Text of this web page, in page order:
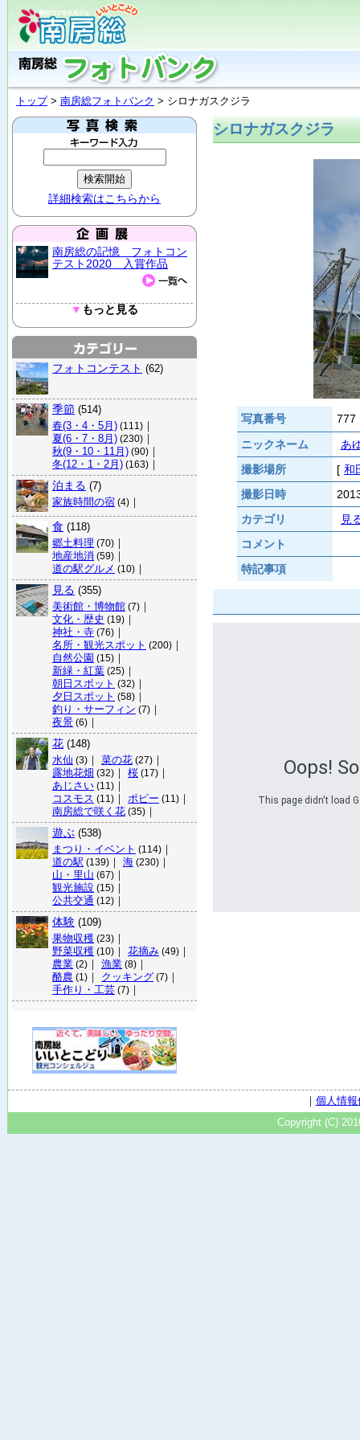
トップ> 南房総フォトバンク > シロナガスクジラ
詳細検索はこちらから
南房総の記憶 フォトコン
テスト2020 入賞作品
▼ もっと見る
フォトコンテスト (62)
季節 (514)
春(3・4・5月) (111) ｜
夏(6・7・8月) (230) ｜
秋(9・10・11月) (90) ｜
冬(12・1・2月) (163) ｜
泊まる (7)
家族時間の宿 (4) ｜
食 (118)
郷土料理 (70) ｜
地産地消 (59) ｜
道の駅グルメ (10) ｜
見る (355)
美術館・博物館 (7) ｜
文化・歴史 (19) ｜
神社・寺 (76) ｜
名所・観光スポット (200) ｜
自然公園 (15) ｜
新緑・紅葉 (25) ｜
朝日スポット (32) ｜
夕日スポット (58) ｜
釣り・サーフィン (7) ｜
夜景 (6) ｜
花 (148)
水仙 (3) ｜ 菜の花 (27) ｜
露地花畑 (32) ｜ 桜 (17) ｜
あじさい (11) ｜
コスモス (11) ｜ ポピー (11) ｜
南房総で咲く花 (35) ｜
遊ぶ (538)
まつり・イベント (114) ｜
道の駅 (139) ｜ 海 (230) ｜
山・里山 (67) ｜
観光施設 (15) ｜
公共交通 (12) ｜
体験 (109)
果物収穫 (23) ｜
野菜収穫 (10) ｜ 花摘み (49) ｜
農業 (2) ｜ 漁業 (8) ｜
酪農 (1) ｜ クッキング (7) ｜
手作り・工芸 (7) ｜
シロナガスクジラ
写真番号
777
ニックネーム
あ
撮影場所
[ 和
撮影日時
カテゴリ
見
コメント
特記事項
Oops!
This page didn't load
｜ 個人情
Copyright (C)